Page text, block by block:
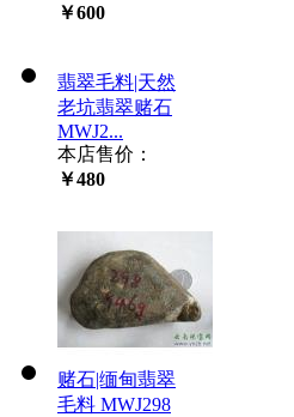
￥600
翡翠毛料|天然
老坑翡翠赌石
MWJ2...
本店售价：
￥480
赌石|缅甸翡翠
毛料 MWJ298